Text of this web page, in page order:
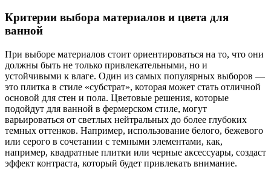
Критерии выбора материалов и цвета для
ванной
При выборе материалов стоит ориентироваться на то, что они
должны быть не только привлекательными, но и
устойчивыми к влаге. Один из самых популярных выборов —
это плитка в стиле «субстрат», которая может стать отличной
основой для стен и пола. Цветовые решения, которые
подойдут для ванной в фермерском стиле, могут
варьироваться от светлых нейтральных до более глубоких
темных оттенков. Например, использование белого, бежевого
или серого в сочетании с темными элементами, как,
например, квадратные плитки или черные аксессуары, создаст
эффект контраста, который будет привлекать внимание.